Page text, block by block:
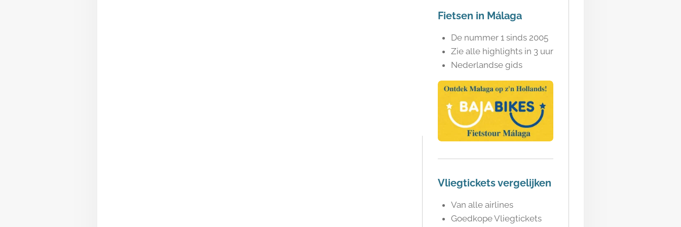
Fietsen in Málaga
De nummer 1 sinds 2005
Zie alle highlights in 3 uur
Nederlandse gids
Vliegtickets vergelijken
Van alle airlines
Goedkope Vliegtickets